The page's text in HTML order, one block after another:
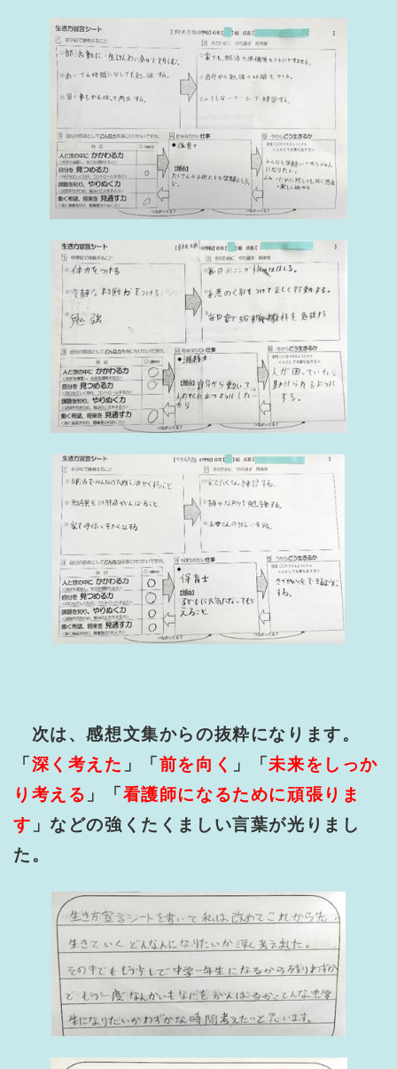
次は、感想文集からの抜粋になります。
「 深く考えた 」「 前を向く 」「 未来をしっか
り考える 」「 看護師になるために頑張りま
す 」などの強くたくましい言葉が光りまし
た。